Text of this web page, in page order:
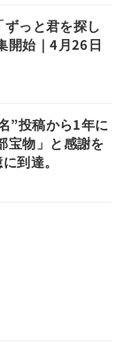
っと君を探し
開始｜4月26日
”投稿から1年に
宝物」と感謝を
到達。